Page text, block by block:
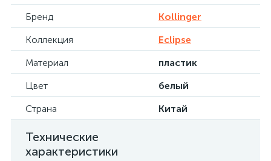
Бренд
Kollinger
Коллекция
Eclipse
Материал
пластик
Цвет
белый
Страна
Китай
Технические
характеристики